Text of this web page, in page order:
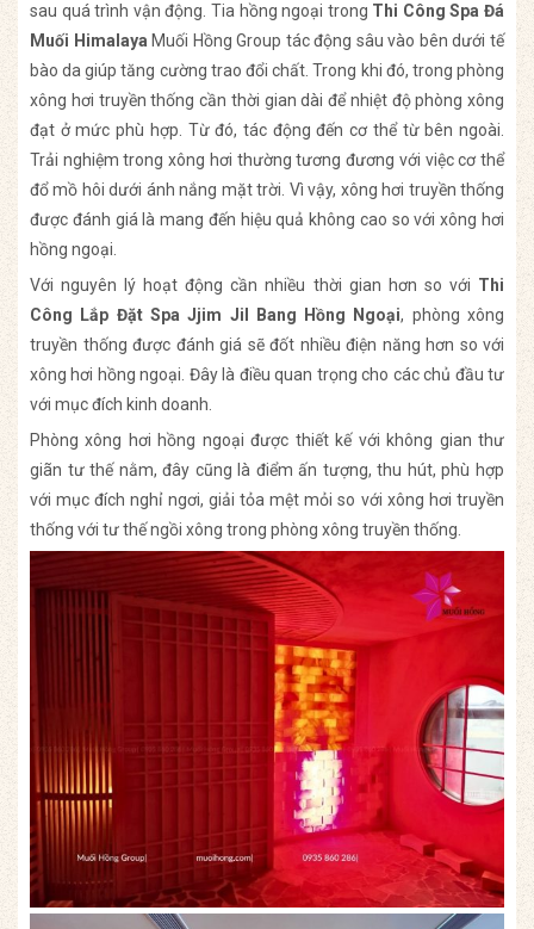
sau quá trình vận động. Tia hồng ngoại trong Thi Công Spa Đá
Muối Himalaya Muối Hồng Group tác động sâu vào bên dưới tế
bào da giúp tăng cường trao đổi chất. Trong khi đó, trong phòng
xông hơi truyền thống cần thời gian dài để nhiệt độ phòng xông
đạt ở mức phù hợp. Từ đó, tác động đến cơ thể từ bên ngoài.
Trải nghiệm trong xông hơi thường tương đương với việc cơ thể
đổ mồ hôi dưới ánh nắng mặt trời. Vì vậy, xông hơi truyền thống
được đánh giá là mang đến hiệu quả không cao so với xông hơi
hồng ngoại.
Với nguyên lý hoạt động cần nhiều thời gian hơn so với Thi
Công Lắp Đặt Spa Jjim Jil Bang Hồng Ngoại, phòng xông
truyền thống được đánh giá sẽ đốt nhiều điện năng hơn so với
xông hơi hồng ngoại. Đây là điều quan trọng cho các chủ đầu tư
với mục đích kinh doanh.
Phòng xông hơi hồng ngoại được thiết kế với không gian thư
giãn tư thế nằm, đây cũng là điểm ấn tượng, thu hút, phù hợp
với mục đích nghỉ ngơi, giải tỏa mệt mỏi so với xông hơi truyền
thống với tư thế ngồi xông trong phòng xông truyền thống.